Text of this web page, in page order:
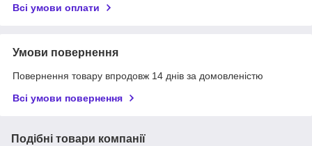
Всі умови оплати
Умови повернення
Повернення товару впродовж 14 днів за домовленістю
Всі умови повернення
Подібні товари компанії